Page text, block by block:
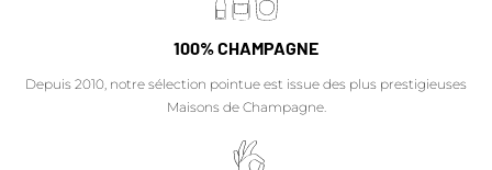
100% CHAMPAGNE
Depuis 2010, notre sélection pointue est issue des plus prestigieuses
Maisons de Champagne.